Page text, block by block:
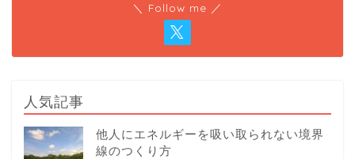
＼ Follow me ／
人気記事
他人にエネルギーを吸い取られない境界
線のつくり方